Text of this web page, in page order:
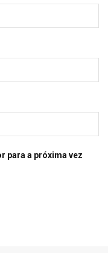
para a próxima vez